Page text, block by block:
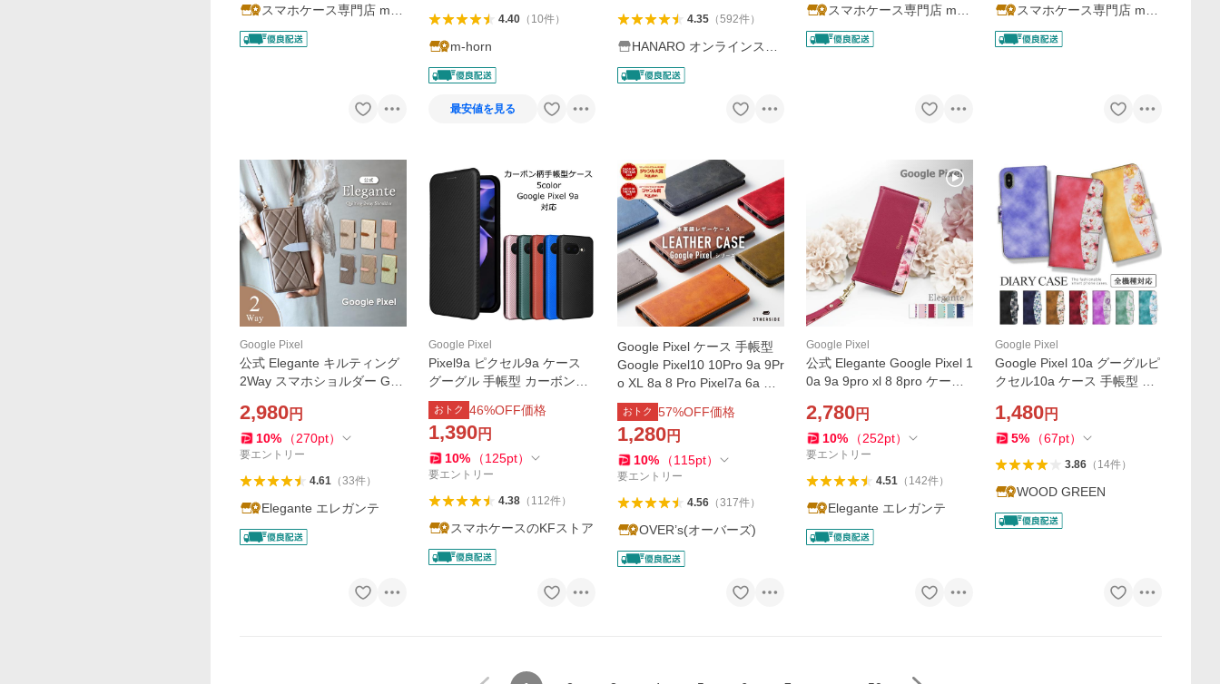
スマホケース専門店 matt
u
4.40（ 10件）
m-horn
最安値を見る
4.35（592件）
HANARO オンラインスト
ア
スマホケース専門店 matt
u
スマホケース専門店 matt
u
Google Pixel
公式 Elegante キルティング
2Way スマホショルダー Goo
pro ケース 手帳型 ピクセル9
a 8a ケース Pixel7a 7 スマホ
ケース YH
2,980円
10% （270pt）
要エントリー
4.61（33件）
Elegante エレガンテ
Google Pixel
Pixel9a ピクセル9a ケース
グーグル 手帳型 カーボン柄
Google Pixel9a 耐衝撃 薄型
ピクセル9a スマホ 携帯 ソフ
トケース おしゃれ
おトク 46%OFF価格
1,390円
10% （125pt）
要エントリー
4.38（ 112件）
スマホケースのKFストア
Google Pixel ケース 手帳型
Google Pixel10 10Pro 9a 9Pr
o XL 8a 8 Pro Pixel7a 6a 手
帳型ケース スマホカバー ス
マホケース グーグル ピクセ
ル 8pro 8 7a 6a
おトク 57%OFF価格
1,280円
10% （115pt）
要エントリー
4.56（317件）
OVER’s(オーバーズ)
Google Pixel
公式 Elegante Google Pixel 1
0a 9a 9pro xl 8 8pro ケース
ス Pixel7a 7 ケース 手帳 ブ
ルーミー 花 携帯ケース YH
2,780円
10% （252pt）
要エントリー
4.51（ 142件）
Elegante エレガンテ
Google Pixel
Google Pixel 10a グーグルピ
クセル10a ケース 手帳型 Pix
カバー 花柄 ピンク 黄色 暖色
ツートーン
1,480円
5% （67pt）
3.86（ 14件）
WOOD GREEN